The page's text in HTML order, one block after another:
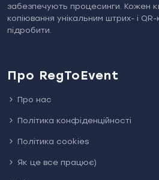
забезпечують процесинги. Кожен
копіювання унікальним штрих- і
підробити.
Про RegToEvent
Про нас
Політика конфіденційності
Політика cookies
Як це все працює)